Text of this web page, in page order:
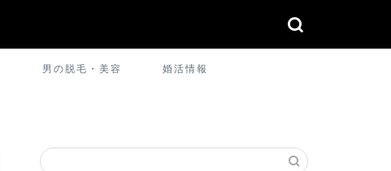
男の脱毛・美容 婚活情報